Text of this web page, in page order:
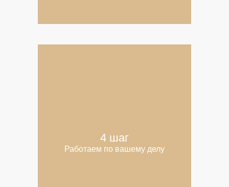
4 шаг
Работаем по вашему делу